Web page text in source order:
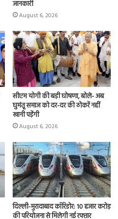
जानकारी
August 6, 2026
सीएम योगी की बड़ी घोषणा, बोले- अब
घुमंतू समाज को दर-दर की ठोकरें नहीं
खानी पड़ेंगी
August 6, 2026
दिल्ली-मुरादाबाद कॉरिडोर: 10 हजार करोड़
की परियोजना से मिलेगी नई रफ्तार